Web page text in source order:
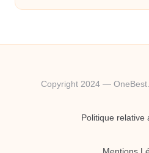
Copyright 2024 —
Politique relative